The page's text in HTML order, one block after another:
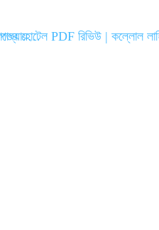
হোটেল PDF রিভিউ | কল্লোল